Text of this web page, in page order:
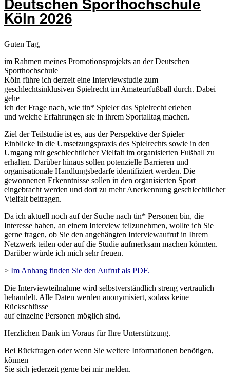
Inspiration“
Köln 2026
Guten Tag,
im Rahmen meines Promotionsprojekts an der Deutschen
Sporthochschule
Köln führe ich derzeit eine Interviewstudie zum
geschlechtsinklusiven Spielrecht im Amateurfußball durch. Dabei
gehe
ich der Frage nach, wie tin* Spieler das Spielrecht erleben
und welche Erfahrungen sie in ihrem Sportalltag machen.
Ziel der Teilstudie ist es, aus der Perspektive der Spieler
Einblicke in die Umsetzungspraxis des Spielrechts sowie in den
Umgang mit geschlechtlicher Vielfalt im organisierten Fußball zu
erhalten. Darüber hinaus sollen potenzielle Barrieren und
organisationale Handlungsbedarfe identifiziert werden. Die
gewonnenen Erkenntnisse sollen in den organisierten Sport
eingebracht werden und dort zu mehr Anerkennung geschlechtlicher
Vielfalt beitragen.
Da ich aktuell noch auf der Suche nach tin* Personen bin, die
Interesse haben, an einem Interview teilzunehmen, wollte ich Sie
gerne fragen, ob Sie den angehängten Interviewaufruf in Ihrem
Netzwerk teilen oder auf die Studie aufmerksam machen könnten.
Darüber würde ich mich sehr freuen.
> Im Anhang finden Sie den Aufruf als PDF.
Die Interviewteilnahme wird selbstverständlich streng vertraulich
behandelt. Alle Daten werden anonymisiert, sodass keine
Rückschlüsse
auf einzelne Personen möglich sind.
Herzlichen Dank im Voraus für Ihre Unterstützung.
Bei Rückfragen oder wenn Sie weitere Informationen benötigen,
können
Sie sich jederzeit gerne bei mir melden.